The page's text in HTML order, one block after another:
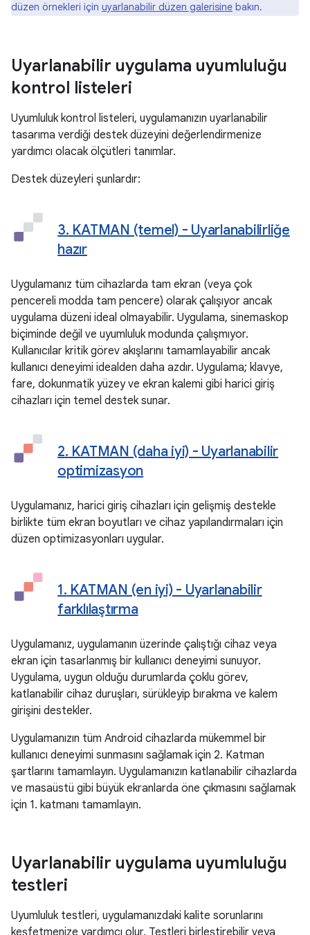
düzen örnekleri için uyarlanabilir düzen galerisine bakın.
Uyarlanabilir uygulama uyumluluğu
kontrol listeleri
Uyumluluk kontrol listeleri, uygulamanızın uyarlanabilir
tasarıma verdiği destek düzeyini değerlendirmenize
yardımcı olacak ölçütleri tanımlar.
Destek düzeyleri şunlardır:
3. KATMAN (temel) - Uyarlanabilirliğe
hazır
Uygulamanız tüm cihazlarda tam ekran (veya çok
pencereli modda tam pencere) olarak çalışıyor ancak
uygulama düzeni ideal olmayabilir. Uygulama, sinemaskop
biçiminde değil ve uyumluluk modunda çalışmıyor.
Kullanıcılar kritik görev akışlarını tamamlayabilir ancak
kullanıcı deneyimi idealden daha azdır. Uygulama; klavye,
fare, dokunmatik yüzey ve ekran kalemi gibi harici giriş
cihazları için temel destek sunar.
2. KATMAN (daha iyi) - Uyarlanabilir
optimizasyon
Uygulamanız, harici giriş cihazları için gelişmiş destekle
birlikte tüm ekran boyutları ve cihaz yapılandırmaları için
düzen optimizasyonları uygular.
1. KATMAN (en iyi) - Uyarlanabilir
farklılaştırma
Uygulamanız, uygulamanın üzerinde çalıştığı cihaz veya
ekran için tasarlanmış bir kullanıcı deneyimi sunuyor.
Uygulama, uygun olduğu durumlarda çoklu görev,
katlanabilir cihaz duruşları, sürükleyip bırakma ve kalem
girişini destekler.
Uygulamanızın tüm Android cihazlarda mükemmel bir
kullanıcı deneyimi sunmasını sağlamak için 2. Katman
şartlarını tamamlayın. Uygulamanızın katlanabilir cihazlarda
ve masaüstü gibi büyük ekranlarda öne çıkmasını sağlamak
için 1. katmanı tamamlayın.
Uyarlanabilir uygulama uyumluluğu
testleri
Uyumluluk testleri, uygulamanızdaki kalite sorunlarını